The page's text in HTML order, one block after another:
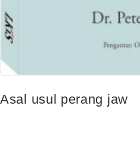
Asal usul perang jaw